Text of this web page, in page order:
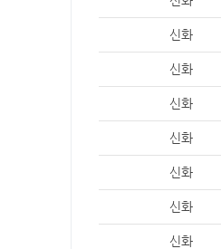
신화
신화
신화
신화
신화
신화
신화